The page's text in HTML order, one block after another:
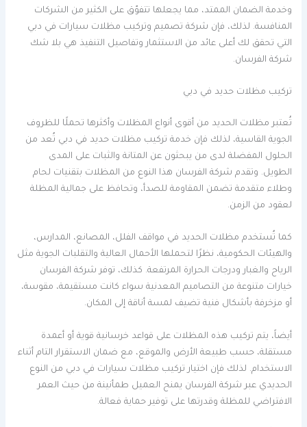
وخدمة الضمان الممتد، مما يجعلها تتفوّق على الكثير من الشركات
المنافسة. لذلك، فإن شركة تصميم وتركيب مظلات سيارات في دبي
التي تحقق لك أعلى عائد من الاستثمار وتفاصيل التنفيذ هي بلا شك
شركة الفرسان.
تركيب مظلات حديد في دبي
تُعتبر مظلات الحديد من أقوى أنواع المظلات وأكثرها تحملًا للظروف
الجوية القاسية، لذلك فإن خدمة تركيب مظلات حديد في دبي تُعد من
الحلول المفضلة لدى من يبحثون عن المتانة والثبات على المدى
الطويل. وتقدم شركة الفرسان هذا النوع من المظلات بتقنيات لحام
وطلاء متقدمة تضمن المقاومة للصدأ، وتحافظ على جمالية المظلة
لعقود من الزمن.
كما تُستخدم مظلات الحديد في مواقف الفلل، المصانع، المدارس،
والهيئات الحكومية، نظرًا لتحملها الأحمال العالية والتقلبات الجوية مثل
الرياح والغبار ودرجات الحرارة المرتفعة. كذلك، توفر شركة الفرسان
خيارات متنوعة من التصاميم المعدنية سواء كانت مستقيمة، مقوسة،
أو مزخرفة بأشكال فنية تضيف لمسة أناقة إلى المكان.
أيضاً، يتم تركيب هذه المظلات على قواعد خرسانية قوية أو أعمدة
مستقلة، حسب طبيعة الأرض والموقع، مع ضمان الاستقرار التام أثناء
الاستخدام. لذلك فإن اختيار تركيب مظلات سيارات في دبي من النوع
الحديدي عبر شركة الفرسان يمنح العميل طمأنينة من حيث العمر
الافتراضي للمظلة وقدرتها على توفير حماية فعالة.